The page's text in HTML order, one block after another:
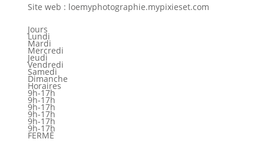
Site web : loemyphotographie.mypixieset.com
Jours
Lundi
Mardi
Mercredi
Jeudi
Vendredi
Samedi
Dimanche
Horaires
9h-17h
9h-17h
9h-17h
9h-17h
9h-17h
9h-17h
FERMÉ